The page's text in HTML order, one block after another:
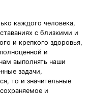
каждого человека,
с близкими и
и крепкого здоровья,
и
выполнять наши
задачи,
то и значительные
и